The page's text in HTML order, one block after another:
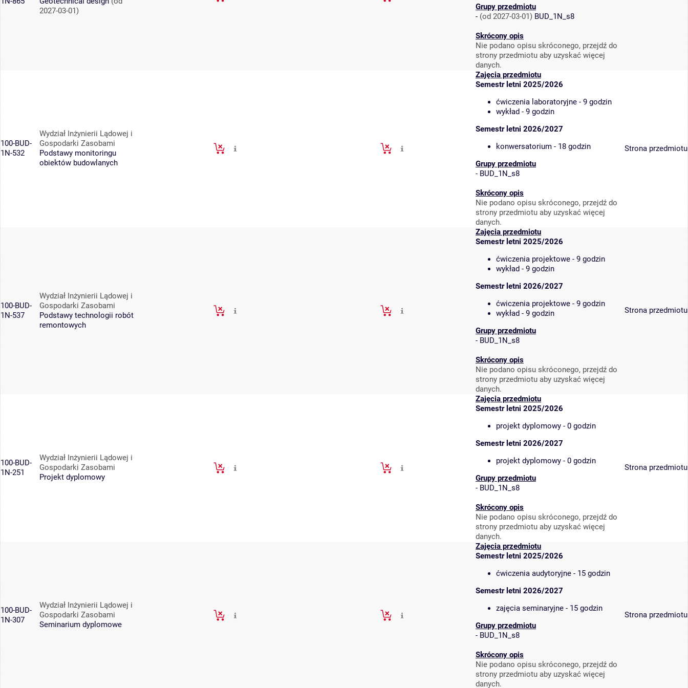
2027-03-01)
Grupy przedmiotu
- (od 2027-03-01) BUD_1N_s8
Skrócony opis
Nie podano opisu skróconego, przejdź do
strony przedmiotu aby uzyskać więcej
danych.
100-BUD-
1N-532
Wydział Inżynierii Lądowej i
Gospodarki Zasobami
Podstawy monitoringu
obiektów budowlanych
Zajęcia przedmiotu
Semestr letni 2025/2026
ćwiczenia laboratoryjne - 9 godzin
wykład - 9 godzin
Semestr letni 2026/2027
konwersatorium - 18 godzin
Grupy przedmiotu
- BUD_1N_s8
Skrócony opis
Nie podano opisu skróconego, przejdź do
strony przedmiotu aby uzyskać więcej
danych.
Strona przedmiotu
100-BUD-
1N-537
Wydział Inżynierii Lądowej i
Gospodarki Zasobami
Podstawy technologii robót
remontowych
Zajęcia przedmiotu
Semestr letni 2025/2026
ćwiczenia projektowe - 9 godzin
wykład - 9 godzin
Semestr letni 2026/2027
ćwiczenia projektowe - 9 godzin
wykład - 9 godzin
Grupy przedmiotu
- BUD_1N_s8
Skrócony opis
Nie podano opisu skróconego, przejdź do
strony przedmiotu aby uzyskać więcej
danych.
Strona przedmiotu
100-BUD-
1N-251
Wydział Inżynierii Lądowej i
Gospodarki Zasobami
Projekt dyplomowy
Zajęcia przedmiotu
Semestr letni 2025/2026
projekt dyplomowy - 0 godzin
Semestr letni 2026/2027
projekt dyplomowy - 0 godzin
Grupy przedmiotu
- BUD_1N_s8
Skrócony opis
Nie podano opisu skróconego, przejdź do
strony przedmiotu aby uzyskać więcej
danych.
Strona przedmiotu
100-BUD-
1N-307
Wydział Inżynierii Lądowej i
Gospodarki Zasobami
Seminarium dyplomowe
Zajęcia przedmiotu
Semestr letni 2025/2026
ćwiczenia audytoryjne - 15 godzin
Semestr letni 2026/2027
zajęcia seminaryjne - 15 godzin
Grupy przedmiotu
- BUD_1N_s8
Skrócony opis
Nie podano opisu skróconego, przejdź do
strony przedmiotu aby uzyskać więcej
danych.
Strona przedmiotu